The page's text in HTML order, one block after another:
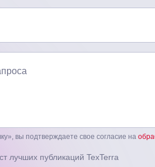
вы подтверждаете свое согласие на
лучших публикаций TexTerra